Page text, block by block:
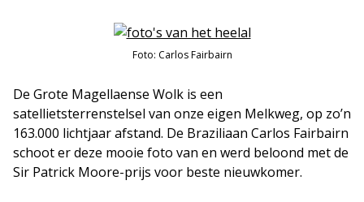
Foto: Carlos Fairbairn
De Grote Magellaense Wolk is een
satellietsterrenstelsel van onze eigen Melkweg, op zo’n
163.000 lichtjaar afstand. De Braziliaan Carlos Fairbairn
schoot er deze mooie foto van en werd beloond met de
Sir Patrick Moore-prijs voor beste nieuwkomer.